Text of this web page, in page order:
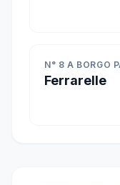
N° 8 A BORGO
Ferrarelle